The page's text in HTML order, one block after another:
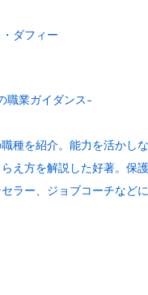
ダフィー
職業ガイダンス-
種を紹介。能力を活かし
え方を解説した好著。保
ラー、ジョブコーチなど